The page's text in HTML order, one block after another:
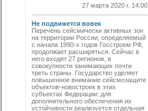
27 марта 2020 г. 14:00
Не подвижется вовек
Перечень сейсмически активных зон
на территории России, определяемый
с начала 1990-х годов Госстроем РФ,
продолжает расширяться. Сейчас в
него входят 27 регионов, в
совокупности занимающих почти
треть страны. Государство уделяет
повышенное внимание сейсмозащите
объектов-новостроек в этих
субъектах Федерации: для
дополнительного обеспечения их
устойчивости реализуется отдельная